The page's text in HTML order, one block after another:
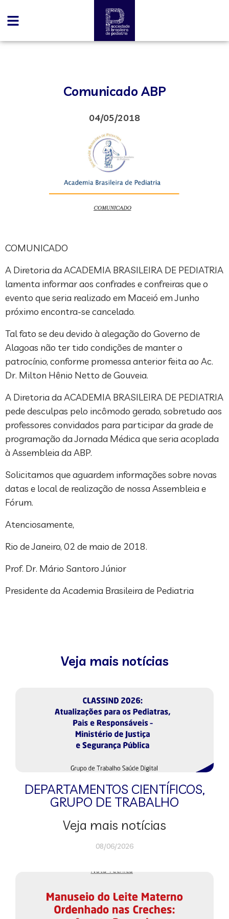
Comunicado ABP
04/05/2018
COMUNICADO
A Diretoria da ACADEMIA BRASILEIRA DE PEDIATRIA
lamenta informar aos confrades e confreiras que o
evento que seria realizado em Maceió em Junho
próximo encontra-se cancelado.
Tal fato se deu devido à alegação do Governo de
Alagoas não ter tido condições de manter o
patrocínio, conforme promessa anterior feita ao Ac.
Dr. Milton Hênio Netto de Gouveia.
A Diretoria da ACADEMIA BRASILEIRA DE PEDIATRIA
pede desculpas pelo incômodo gerado, sobretudo aos
professores convidados para participar da grade de
programação da Jornada Médica que seria acoplada
à Assembleia da ABP.
Solicitamos que aguardem informações sobre novas
datas e local de realização de nossa Assembleia e
Fórum.
Atenciosamente,
Rio de Janeiro, 02 de maio de 2018.
Prof. Dr. Mário Santoro Júnior
Presidente da Academia Brasileira de Pediatria
Veja mais notícias
DEPARTAMENTOS CIENTÍFICOS,
GRUPO DE TRABALHO
Veja mais notícias
08/06/2026